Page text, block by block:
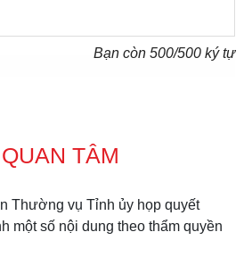
Bạn còn 500/500 ký tự
TÂM
Thường vụ Tỉnh ủy họp quyết
một số nội dung theo thẩm quyền